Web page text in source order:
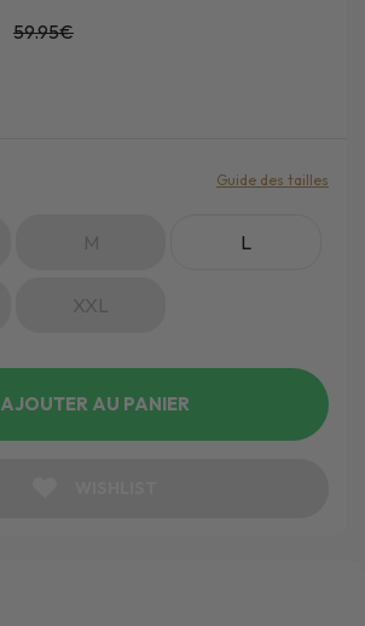
59.95€
M L
XXL
Guide des tailles
AJOUTER AU PANIER